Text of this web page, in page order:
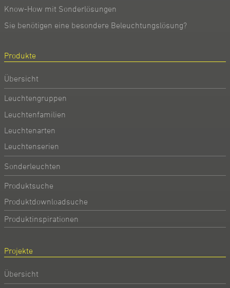
Know-How mit Sonderlösungen
Sie benötigen eine besondere Beleuchtungslösung?
Produkte
Übersicht
Leuchtengruppen
Leuchtenfamilien
Leuchtenarten
Leuchtenserien
Sonderleuchten
Produktsuche
Produktdownloadsuche
Produktinspirationen
Projekte
Übersicht